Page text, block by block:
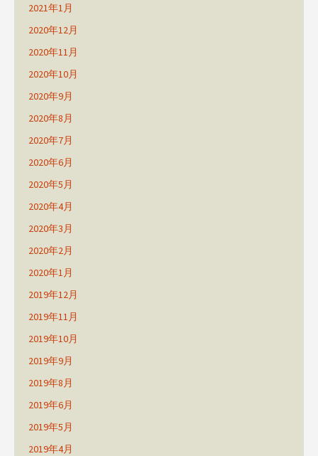
2021年1月
2020年12月
2020年11月
2020年10月
2020年9月
2020年8月
2020年7月
2020年6月
2020年5月
2020年4月
2020年3月
2020年2月
2020年1月
2019年12月
2019年11月
2019年10月
2019年9月
2019年8月
2019年6月
2019年5月
2019年4月